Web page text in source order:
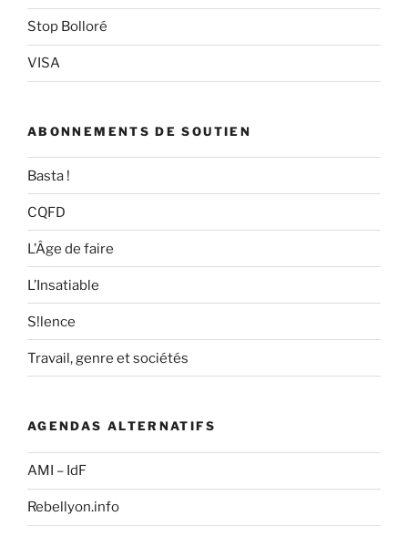
Stop Bolloré
VISA
ABONNEMENTS DE SOUTIEN
Basta !
CQFD
L’Âge de faire
L’Insatiable
S!lence
Travail, genre et sociétés
AGENDAS ALTERNATIFS
AMI – IdF
Rebellyon.info